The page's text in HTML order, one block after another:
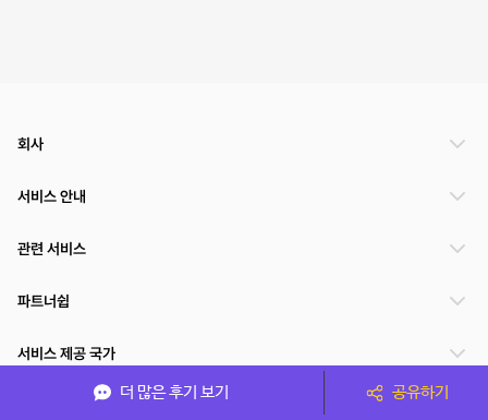
더 많은 후기 보기 공유하기
회사
서비스 안내
관련 서비스
파트너쉽
서비스 제공 국가